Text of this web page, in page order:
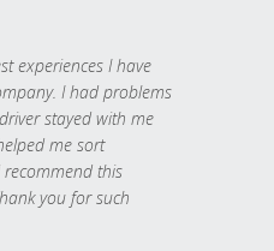
experiences I have
I had problems
stayed with me
me sort
this
you for such